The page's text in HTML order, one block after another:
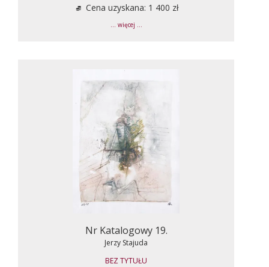
Cena uzyskana: 1 400 zł
... więcej ...
Nr Katalogowy 19.
Jerzy Stajuda
BEZ TYTUŁU